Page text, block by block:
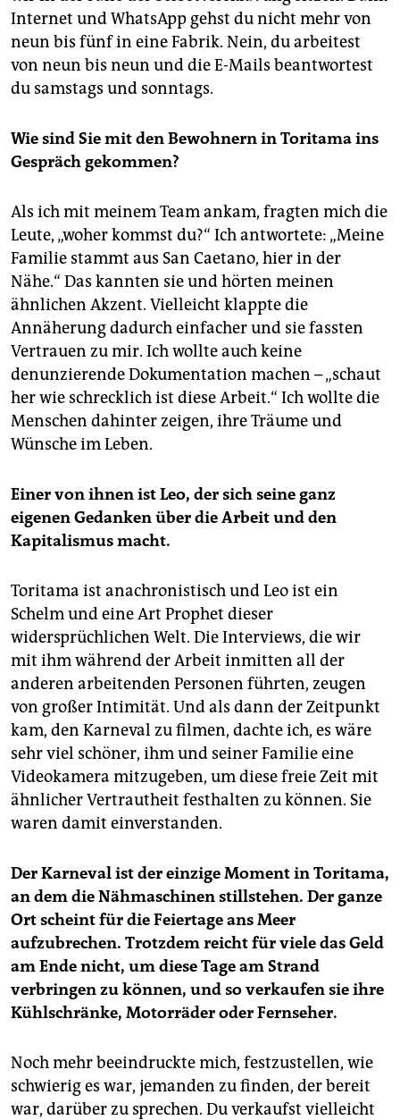
Internet und WhatsApp gehst du nicht mehr von
neun bis fünf in eine Fabrik. Nein, du arbeitest
von neun bis neun und die E-Mails beantwortest
du samstags und sonntags.
Wie sind Sie mit den Bewohnern in Toritama ins
Gespräch gekommen?
Als ich mit meinem Team ankam, fragten mich die
Leute, „woher kommst du?“ Ich antwortete: „Meine
Familie stammt aus San Cae­tano, hier in der
Nähe.“ Das kannten sie und hörten meinen
ähnlichen Akzent. Vielleicht klappte die
Annäherung dadurch einfacher und sie fassten
Vertrauen zu mir. Ich wollte auch keine
denunzierende Dokumentation machen – „schaut
her wie schrecklich ist diese Arbeit.“ Ich wollte die
Menschen dahinter zeigen, ihre Träume und
Wünsche im Leben.
Einer von ihnen ist Leo, der sich seine ganz
eigenen Gedanken über die Arbeit und den
Kapitalismus macht.
Toritama ist anachronistisch und Leo ist ein
Schelm und eine Art Prophet dieser
widersprüchlichen Welt. Die Interviews, die wir
mit ihm während der Arbeit inmitten all der
anderen arbeitenden Personen führten, zeugen
von großer Intimität. Und als dann der Zeitpunkt
kam, den Karneval zu filmen, dachte ich, es wäre
sehr viel schöner, ihm und seiner Familie eine
Videokamera mitzugeben, um diese freie Zeit mit
ähnlicher Vertrautheit festhalten zu können. Sie
waren damit einverstanden.
Der Karneval ist der einzige Moment in Toritama,
an dem die Nähmaschinen stillstehen. Der ganze
Ort scheint für die Feiertage ans Meer
aufzubrechen. Trotzdem reicht für viele das Geld
am Ende nicht, um diese Tage am Strand
verbringen zu können, und so verkaufen sie ihre
Kühlschränke, Motorräder oder Fernseher.
Noch mehr beeindruckte mich, festzustellen, wie
schwierig es war, jemanden zu finden, der bereit
war, darüber zu sprechen. Du verkaufst vielleicht